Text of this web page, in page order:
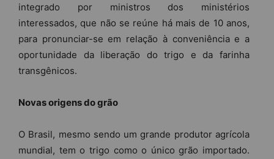
integrado por ministros dos ministérios
interessados, que não se reúne há mais de 10 anos,
para pronunciar-se em relação à conveniência e a
oportunidade da liberação do trigo e da farinha
transgênicos.
Novas origens do grão
O Brasil, mesmo sendo um grande produtor agrícola
mundial, tem o trigo como o único grão importado.